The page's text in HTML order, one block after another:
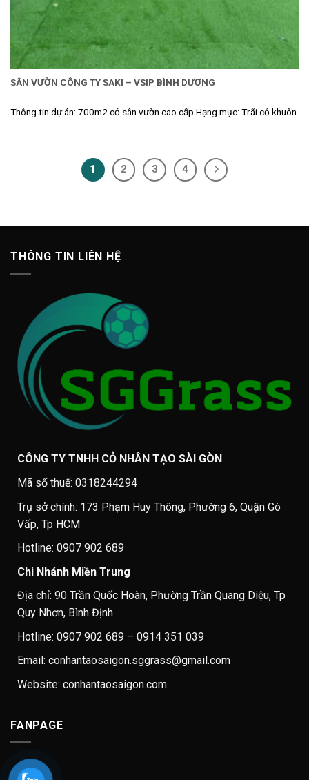
SÂN VƯỜN CÔNG TY SAKI – VSIP BÌNH DƯƠNG
Thông tin dự án: 700m2 cỏ sân vườn cao cấp Hạng mục: Trãi cỏ khuôn
1 2 3 4
THÔNG TIN LIÊN HỆ
CÔNG TY TNHH CỎ NHÂN TẠO SÀI GÒN
Mã số thuế: 0318244294
Trụ sở chính: 173 Phạm Huy Thông, Phường 6, Quận Gò
Vấp, Tp HCM
Hotline: 0907 902 689
Chi Nhánh Miền Trung
Địa chỉ: 90 Trần Quốc Hoàn, Phường Trần Quang Diệu, Tp
Quy Nhơn, Bình Định
Hotline: 0907 902 689 – 0914 351 039
Email: conhantaosaigon.sggrass@gmail.com
Website: conhantaosaigon.com
FANPAGE